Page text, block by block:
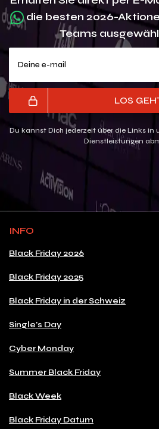
die besten 2026-
Teams
LOS
Du kannst Dich jederzeit über die Links in
Dienstleistungen
INFO
Black Friday 2026
Black Friday 2025
Black Friday in der Schweiz
Single's Day
Cyber Monday
Summer Black Friday
Black Week
Black Friday Datum